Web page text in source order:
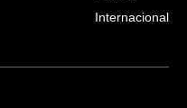
Internacional